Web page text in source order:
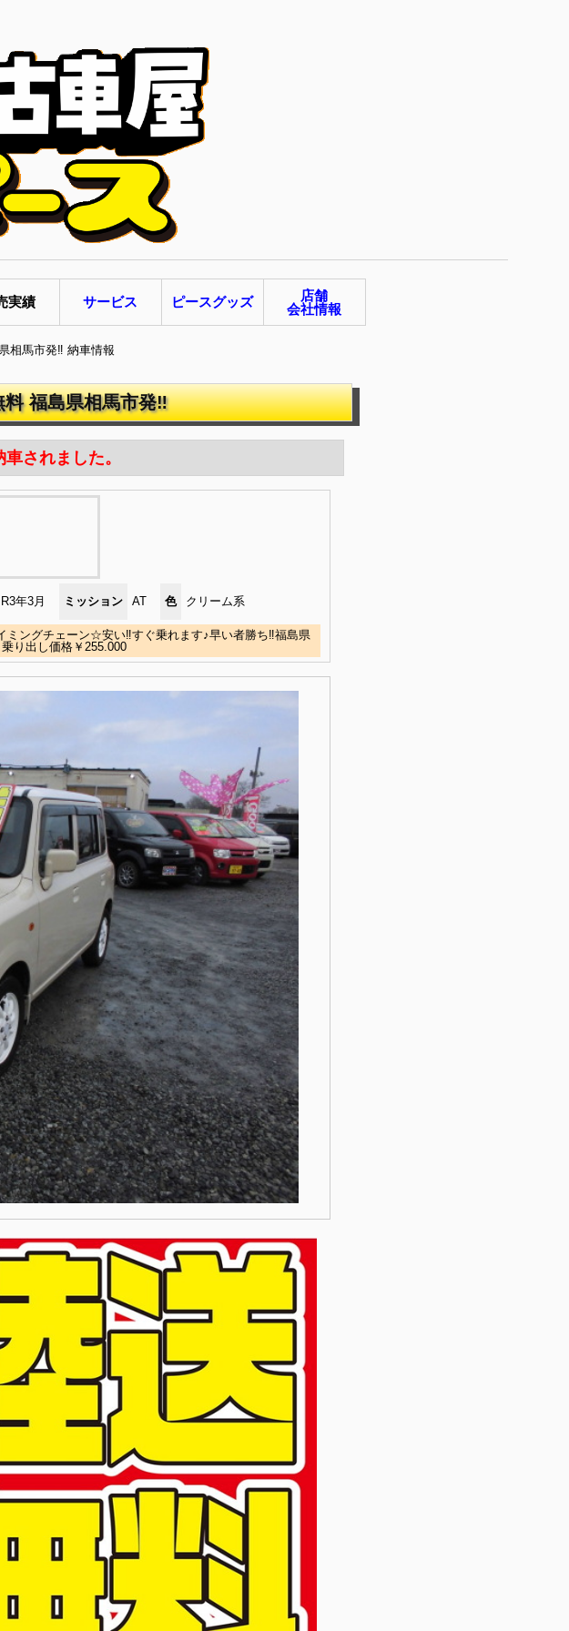
実績 サービス ピースグッズ
店舗
会社情報
相馬市発‼ 納車情報
福島県相馬市発‼
されました。
R3年3月 ミッション AT 色 クリーム系
グチェーン☆安い‼すぐ乗れます♪早い者勝ち‼福島県
り出し価格￥255.000